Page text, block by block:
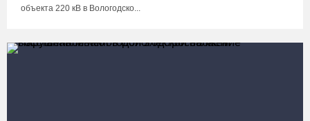
объекта 220 кВ в Вологодско...